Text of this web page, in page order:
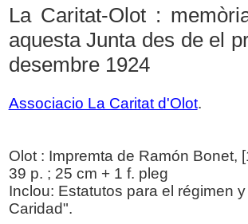
La Caritat-Olot :
aquesta Junta des de el
desembre 1924
Associacio La Caritat d'Olot.
Olot : Impremta de Ramón Bonet,
39 p. ; 25 cm + 1 f. pleg
Inclou: Estatutos para el régimen
Caridad".